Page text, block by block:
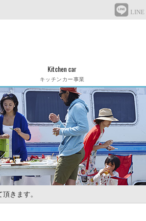
LINE
Kitchen car
キッチンカー事業
きます。